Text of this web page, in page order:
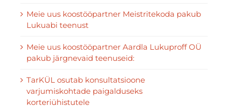
Meie uus koostööpartner Meistritekoda pakub
Lukuabi teenust
Meie uus koostööpartner Aardla Lukuproff OÜ
pakub järgnevaid teenuseid:
TarKÜL osutab konsultatsioone
varjumiskohtade paigalduseks
korteriühistutele